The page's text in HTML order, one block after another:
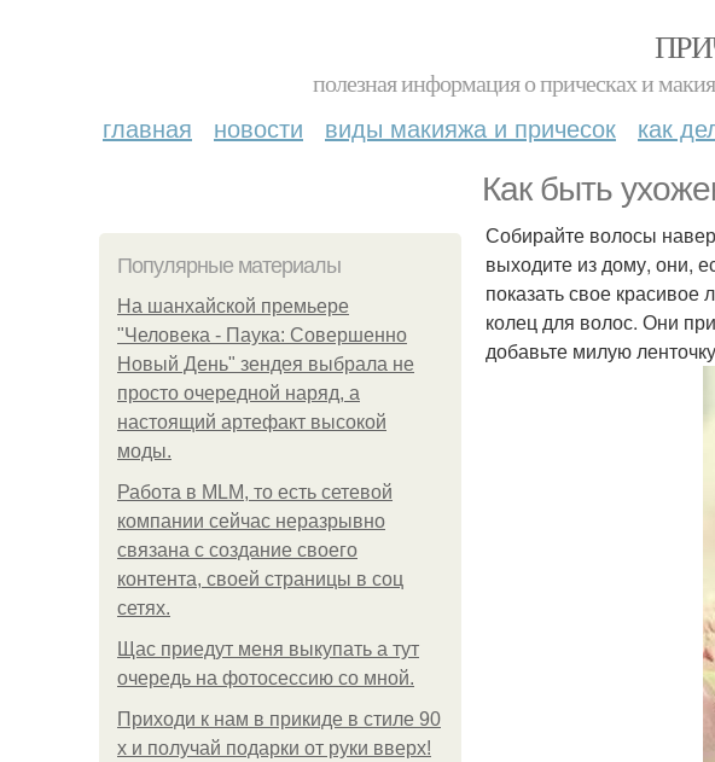
полезная информация о прическах и
главная новости виды макияжа и причесок как
Как быть
Популярные материалы
На шанхайской премьере
"Человека - Паука: Совершенно
Новый День" зендея выбрала не
просто очередной наряд, а
настоящий артефакт высокой
моды.
Работа в MLM, то есть сетевой
компании сейчас неразрывно
связана с создание своего
контента, своей страницы в соц
сетях.
Щас приедут меня выкупать а тут
очередь на фотосессию со мной.
Приходи к нам в прикиде в стиле 90
х и получай подарки от руки вверх!
Собирайте волосы
выходите из дому, они,
показать свое красивое
колец для волос. Они
добавьте милую